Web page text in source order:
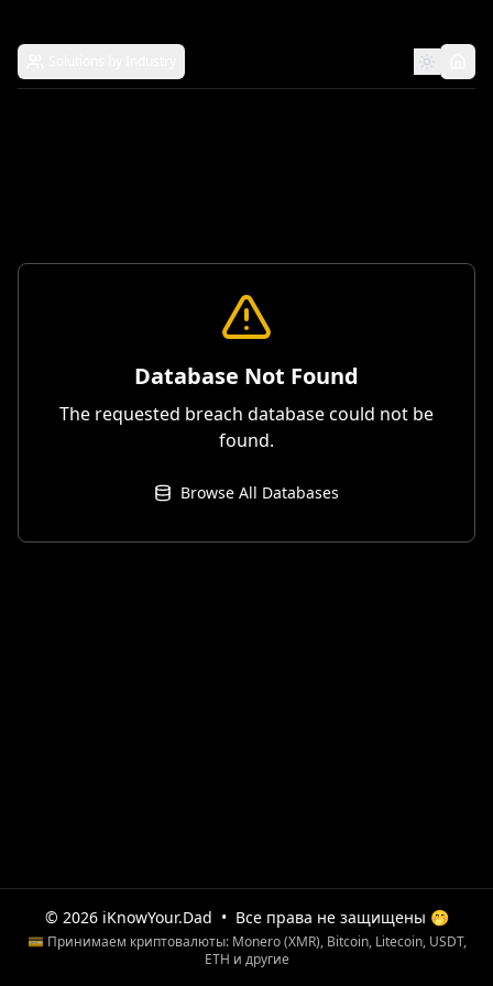
Database Not Found
The requested breach database could not be
found.
Browse All Databases
© 2026 iKnowYour.Dad • Все права не защищены 🤭
💳 Принимаем криптовалюты: Monero (XMR), Bitcoin, Litecoin, USDT,
ETH и другие